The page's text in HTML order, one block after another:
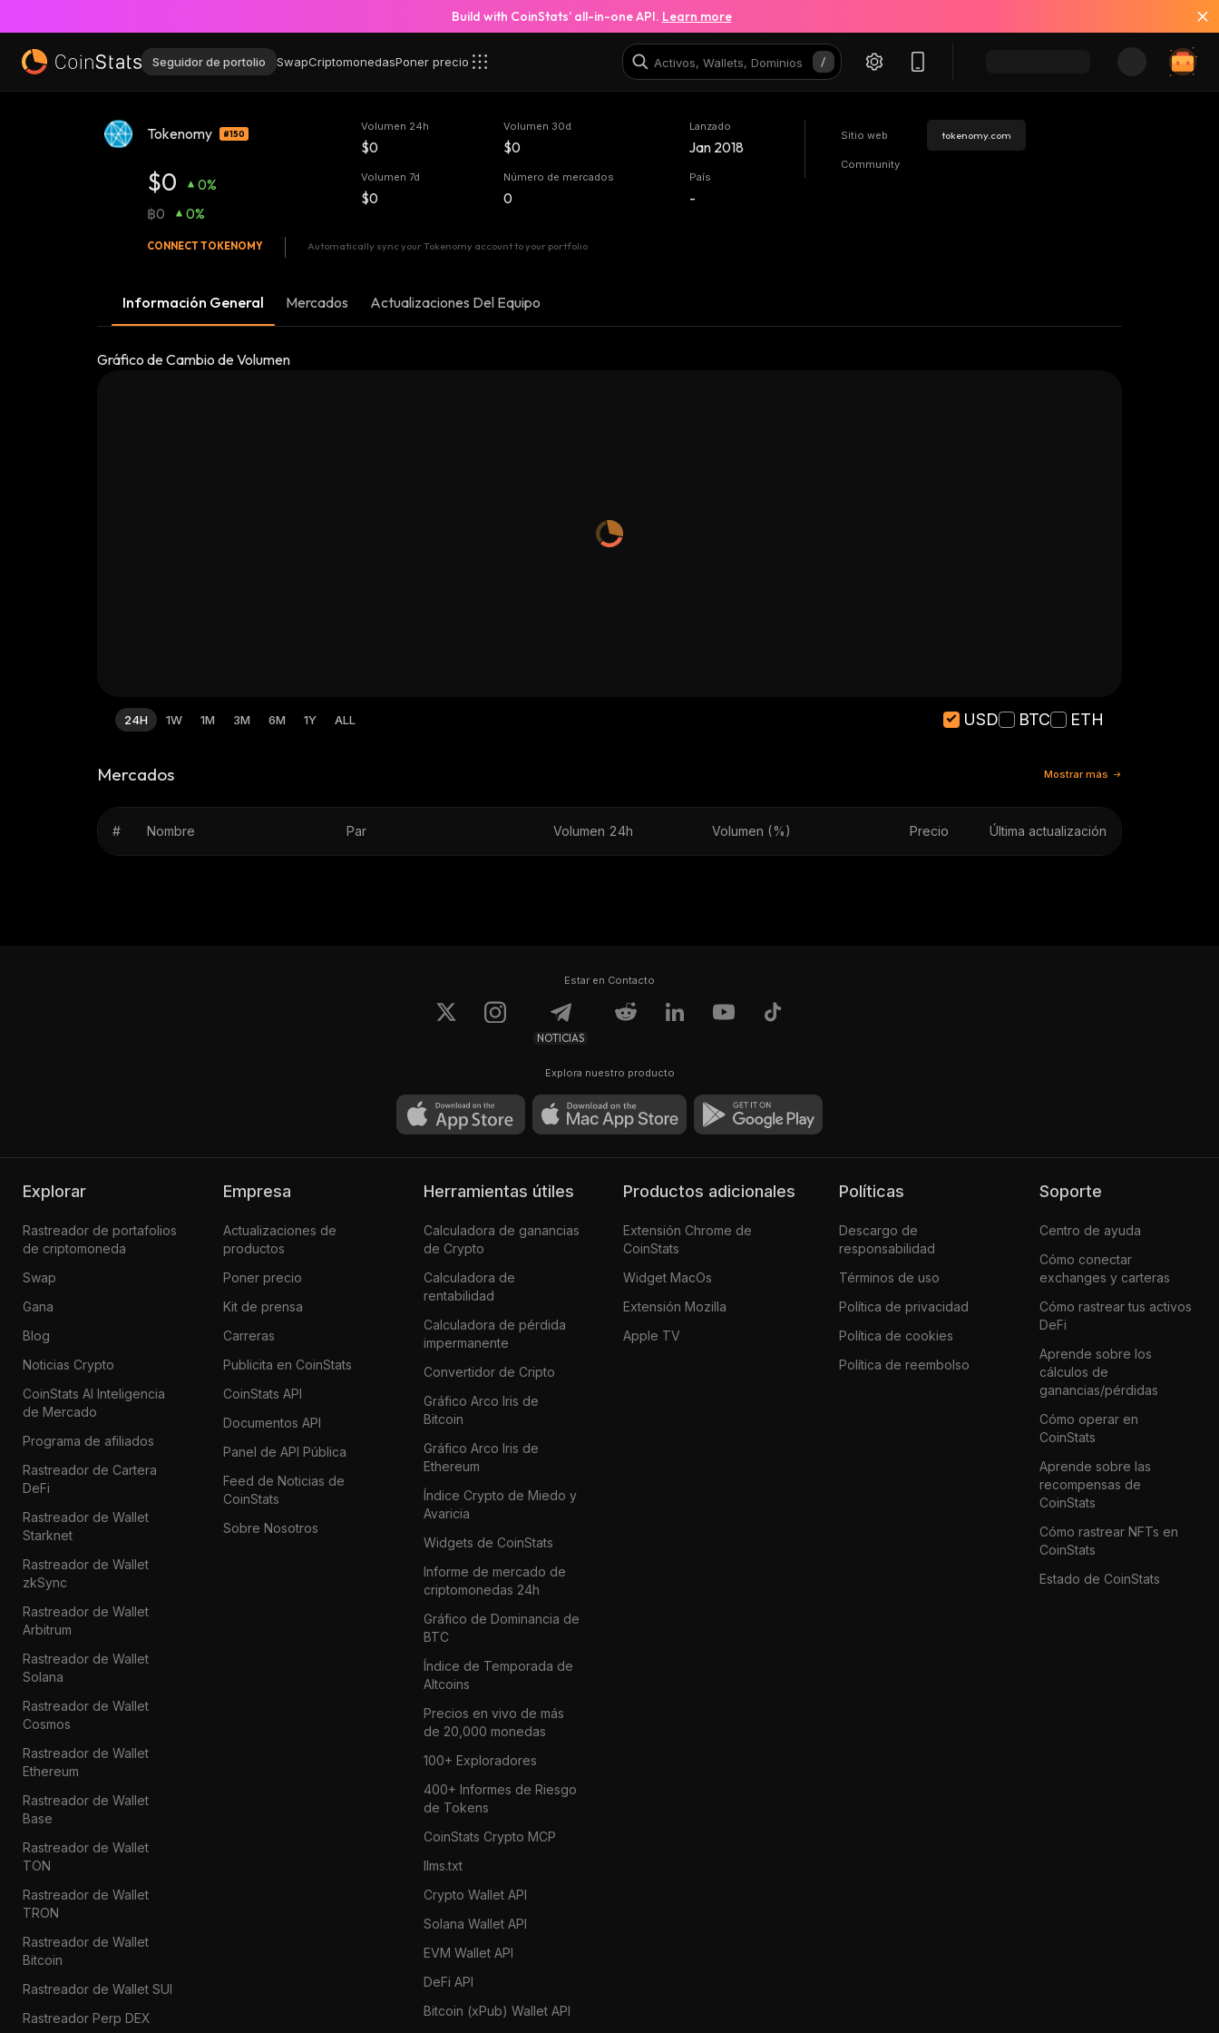
Build with CoinStats’ all-in-one API. Learn more
Seguidor de portolio SwapCriptomonedasPoner precio
Tokenomy #150
$0
0%
฿0
0%
Volumen 24h
$0
Volumen 7d
$0
Volumen 30d
$0
Número de mercados
0
Lanzado
Jan 2018
País
-
Sitio web tokenomy.com
Community
CONNECTTOKENOMY Automatically sync your Tokenomy account to your portfolio
Información General Mercados Actualizaciones Del Equipo
Gráfico de Cambio de Volumen
24H 1W 1M 3M 6M 1Y ALL USD BTC ETH
Mercados Mostrar más
# Nombre Par Volumen 24h Volumen (%) Precio Última actualización
Estar en Contacto
NOTICIAS
Explora nuestro producto
Explorar
Rastreador de portafolios
de criptomoneda
Swap
Gana
Blog
Noticias Crypto
CoinStats AI Inteligencia
de Mercado
Programa de afiliados
Rastreador de Cartera
DeFi
Rastreador de Wallet
Starknet
Rastreador de Wallet
zkSync
Rastreador de Wallet
Arbitrum
Rastreador de Wallet
Solana
Rastreador de Wallet
Cosmos
Rastreador de Wallet
Ethereum
Rastreador de Wallet
Base
Rastreador de Wallet
TON
Rastreador de Wallet
TRON
Rastreador de Wallet
Bitcoin
Rastreador de Wallet SUI
Rastreador Perp DEX
Empresa
Actualizaciones de
productos
Poner precio
Kit de prensa
Carreras
Publicita en CoinStats
CoinStats API
Documentos API
Panel de API Pública
Feed de Noticias de
CoinStats
Sobre Nosotros
Herramientas útiles
Calculadora de ganancias
de Crypto
Calculadora de
rentabilidad
Calculadora de pérdida
impermanente
Convertidor de Cripto
Gráfico Arco Iris de
Bitcoin
Gráfico Arco Iris de
Ethereum
Índice Crypto de Miedo y
Avaricia
Widgets de CoinStats
Informe de mercado de
criptomonedas 24h
Gráfico de Dominancia de
BTC
Índice de Temporada de
Altcoins
Precios en vivo de más
de 20,000 monedas
100+ Exploradores
400+ Informes de Riesgo
de Tokens
CoinStats Crypto MCP
llms.txt
Crypto Wallet API
Solana Wallet API
EVM Wallet API
DeFi API
Bitcoin (xPub) Wallet API
Productos adicionales
Extensión Chrome de
CoinStats
Widget MacOs
Extensión Mozilla
Apple TV
Políticas
Descargo de
responsabilidad
Términos de uso
Política de privacidad
Política de cookies
Política de reembolso
Soporte
Centro de ayuda
Cómo conectar
exchanges y carteras
Cómo rastrear tus activos
DeFi
Aprende sobre los
cálculos de
ganancias/pérdidas
Cómo operar en
CoinStats
Aprende sobre las
recompensas de
CoinStats
Cómo rastrear NFTs en
CoinStats
Estado de CoinStats